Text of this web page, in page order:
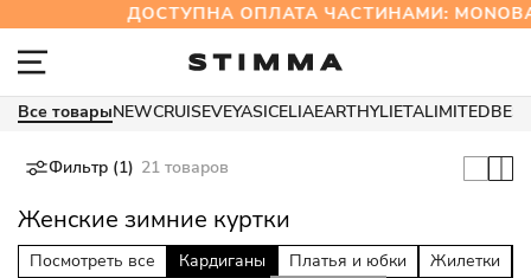
ДОСТУПНА ОПЛАТА ЧАСТИНАМИ:
Все товарыNEWCRUISEVEYASICELIAEARTHYLIETALIMITED
Фильтр (1) 21 товаров
Женские зимние куртки
Посмотреть все Кардиганы Платья и юбки Жилетки